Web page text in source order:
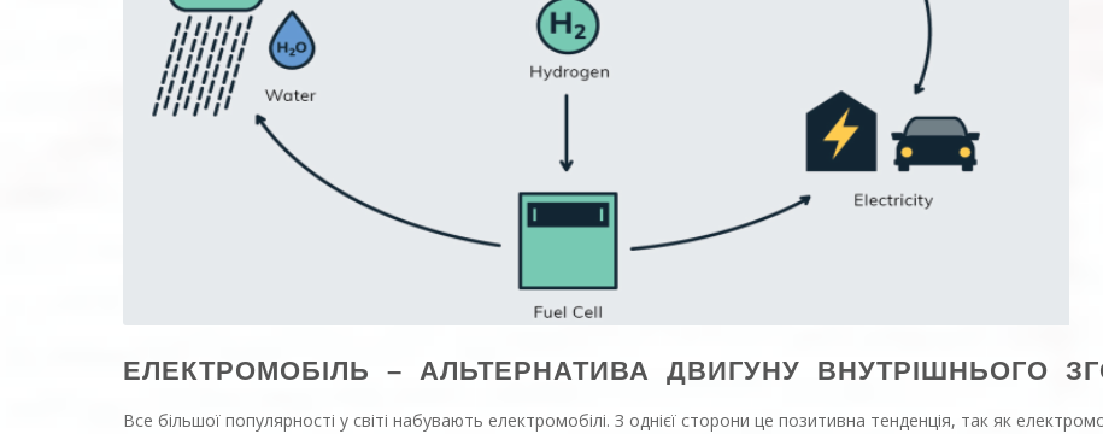
ЕЛЕКТРОМОБІЛЬ – АЛЬТЕРНАТИВА ДВИГУНУ ВНУТРІШНЬОГО
Все більшої популярності у світі набувають електромобілі. З однієї сторони це позитивна тенденція, так як